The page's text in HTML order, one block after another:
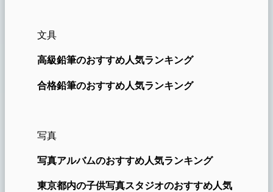
文具
高級鉛筆のおすすめ人気ランキング
合格鉛筆のおすすめ人気ランキング
写真
写真アルバムのおすすめ人気ランキング
東京都内の子供写真スタジオのおすすめ人気